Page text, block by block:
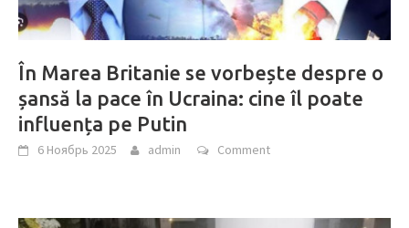
În Marea Britanie se vorbește despre o
șansă la pace în Ucraina: cine îl poate
influența pe Putin
6 Ноябрь 2025 admin Comment